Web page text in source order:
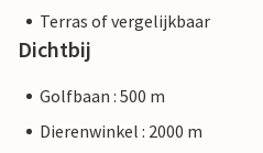
Terras of vergelijkbaar
Dichtbij
Golfbaan : 500 m
Dierenwinkel : 2000 m